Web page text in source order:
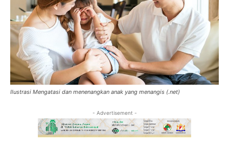
Ilustrasi Mengatasi dan menenangkan anak yang menangis (.net)
- Advertisement -